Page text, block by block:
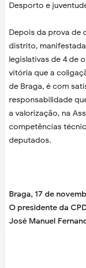
Desporto e
Depois da prova de
distrito,
legislativas de 4 de
vitória que a
de Braga, é com
responsabilidade
a valorização, na
competências
deputados.
Braga, 17 de
O presidente da
José Manuel